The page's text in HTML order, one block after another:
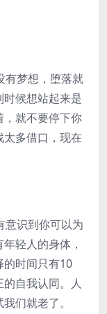
有梦想，堕落就
候想站起来是
就不要停下你
多借口，现在
意识到你可以为
轻人的身体，
的时间只有10
自我认同。人
们就老了。